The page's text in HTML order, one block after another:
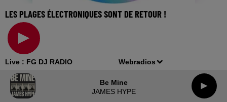
Live : FG DJ RADIO Webradios
Be Mine
JAMES HYPE
LES PLAGES ÉLECTRONIQUES SONT DE RETOUR !
🎧 Ecoutez Radio FG sur http://www.radiofg.com 📱 et sur
l’Application FG (IOS https://urlz.fr/hhZx